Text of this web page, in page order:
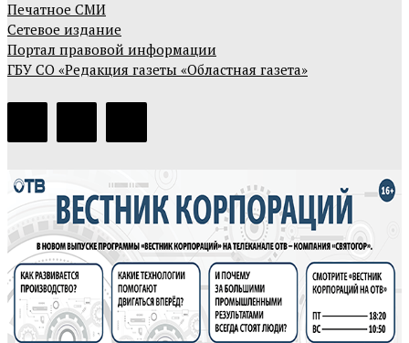
Печатное СМИ
Сетевое издание
Портал правовой информации
ГБУ СО «Редакция газеты «Областная газета»